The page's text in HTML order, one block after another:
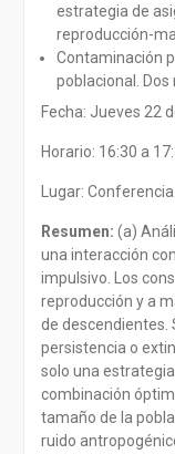
estrategia de
reproducción-
Contaminación
poblacional. Dos
Fecha: Jueves 22
Horario: 16:30 a
Lugar: Conferencia
Resumen: (a)
una interacción
impulsivo. Los
reproducción y a
de descendientes.
persistencia o
solo una
combinación
tamaño de la
ruido